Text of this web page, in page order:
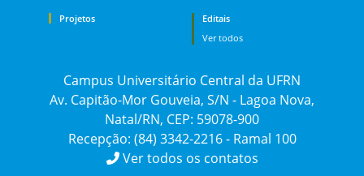
Projetos
Editais
Ver todos
Campus Universitário Central da UFRN
Av. Capitão-Mor Gouveia, S/N - Lagoa Nova,
Natal/RN, CEP: 59078-900
Recepção: (84) 3342-2216 - Ramal 100
Ver todos os contatos